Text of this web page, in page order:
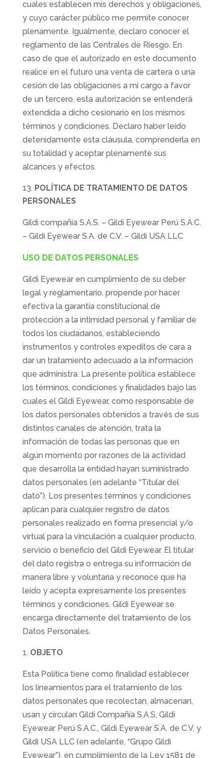
cuales establecen mis derechos y obligaciones,
y cuyo carácter público me permite conocer
plenamente. Igualmente, declaro conocer el
reglamento de las Centrales de Riesgo. En
caso de que el autorizado en este documento
realice en el futuro una venta de cartera o una
cesión de las obligaciones a mi cargo a favor
de un tercero, esta autorización se entenderá
extendida a dicho cesionario en los mismos
términos y condiciones. Declaro haber leído
detenidamente esta cláusula, comprenderla en
su totalidad y aceptar plenamente sus
alcances y efectos.
POLÍTICA DE TRATAMIENTO DE DATOS
PERSONALES
Gildi compañía S.A.S. – Gildi Eyewear Perú S.A.C.
– Gildi Eyewear S.A. de C.V. – Gildi USA LLC
USO DE DATOS PERSONALES
Gildi Eyewear en cumplimiento de su deber
legal y reglamentario, propende por hacer
efectiva la garantía constitucional de
protección a la intimidad personal y familiar de
todos los ciudadanos, estableciendo
instrumentos y controles expeditos de cara a
dar un tratamiento adecuado a la información
que administra. La presente política establece
los términos, condiciones y finalidades bajo las
cuales el Gildi Eyewear, como responsable de
los datos personales obtenidos a través de sus
distintos canales de atención, trata la
información de todas las personas que en
algún momento por razones de la actividad
que desarrolla la entidad hayan suministrado
datos personales (en adelante “Titular del
dato”). Los presentes términos y condiciones
aplican para cualquier registro de datos
personales realizado en forma presencial y/o
virtual para la vinculación a cualquier producto,
servicio o beneficio del Gildi Eyewear. El titular
del dato registra o entrega su información de
manera libre y voluntaria y reconoce que ha
leído y acepta expresamente los presentes
términos y condiciones. Gildi Eyewear se
encarga directamente del tratamiento de los
Datos Personales.
OBJETO
Esta Política tiene como finalidad establecer
los lineamientos para el tratamiento de los
datos personales que recolectan, almacenan,
usan y circulan Gildi Compañía S.A.S, Gildi
Eyewear Perú S.A.C., Gildi Eyewear S.A. de C.V. y
Gildi USA LLC (en adelante, “Grupo Gildi
Eyewear”), en cumplimiento de la Ley 1581 de